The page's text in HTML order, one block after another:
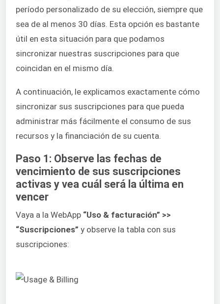
período personalizado de su elección, siempre que
sea de al menos 30 días. Esta opción es bastante
útil en esta situación para que podamos
sincronizar nuestras suscripciones para que
coincidan en el mismo día.
A continuación, le explicamos exactamente cómo
sincronizar sus suscripciones para que pueda
administrar más fácilmente el consumo de sus
recursos y la financiación de su cuenta.
Paso 1: Observe las fechas de
vencimiento de sus suscripciones
activas y vea cuál será la última en
vencer
Vaya a la WebApp “Uso & facturación” >>
“Suscripciones” y observe la tabla con sus
suscripciones: